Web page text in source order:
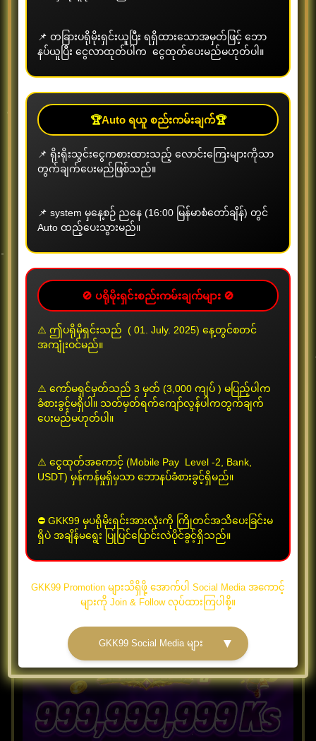
📌 တခြားပရိုမိုးရှင်းယူပြီး ရရှိထားသောအမှတ်ဖြင့် ဘော
နပ်ယူပြီး ငွေလာထုတ်ပါက ငွေထုတ်ပေးမည်မဟုတ်ပါ။
🏆Auto ရယူ စည်းကမ်းချက်🏆
📌 ရိုးရိုးသွင်းငွေကစားထားသည့် လောင်းကြေးများကိုသာ
တွက်ချက်ပေးမည်ဖြစ်သည်။
📌 system မှနေ့စဉ် ညနေ (16:00 မြန်မာစံတော်ချိန်) တွင်
Auto ထည့်ပေးသွားမည်။
🚫 ပရိုမိုးရှင်းစည်းကမ်းချက်များ 🚫
⚠️ ဤပရိုမိုရှင်းသည် ( 01. July. 2025) နေ့တွင်စတင်
အကျုံးဝင်မည်။
⚠️ ကော်မရှင်မှတ်သည် 3 မှတ် (3,000 ကျပ် ) မပြည့်ပါက
ခံစားခွင့်မရှိပါ။ သတ်မှတ်ရက်ကျော်လွန်ပါကတွက်ချက်
ပေးမည်မဟုတ်ပါ။
⚠️ငွေထုတ်အကောင့် (Mobile Pay Level -2, Bank,
USDT) မှန်ကန်မှုရှိမှသာ ဘောနပ်ခံစားခွင့်ရှိမည်။
⛔️ GKK99 မှပရိုမိုးရှင်းအားလုံးကို ကြိုတင်အသိပေးခြင်းမ
ရှိပဲ အချိန်မရွေး ပြုပြင်ပြောင်းလဲပိုင်ခွင့်ရှိသည်။
GKK99 Promotion များသိရှိဖို့ အောက်ပါ Social Media အကောင့်
များကို Join & Follow လုပ်ထားကြပါစို့။
GKK99 Social Media များ ▼
မန်ဘာသစ်အထူးခံစားခွင့်ဘောနပ် နှစ်
မျိုး
ပိုမိုကြည့်ရှုရန်
နေ့စဉ် 50% အပို ဘောနပ်
ပရိုမိုးရှင်းကာလ 2026/07/01 ~ 2027/08/31
ပိုမိုကြည့်ရှုရန်